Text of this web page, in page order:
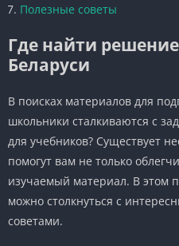
Полезные советы
Где найти
Беларуси
В поисках материалов для
школьники сталкиваются с
для учебников? Существует
помогут вам не только
изучаемый материал. В этом
можно столкнуться с
советами.